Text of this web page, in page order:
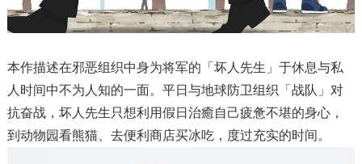
本作描述在邪恶组织中身为将军的「坏人先生」于休息与私
人时间中不为人知的一面。平日与地球防卫组织「战队」对
抗奋战，坏人先生只想利用假日治癒自己疲惫不堪的身心，
到动物园看熊猫、去便利商店买冰吃，度过充实的时间。